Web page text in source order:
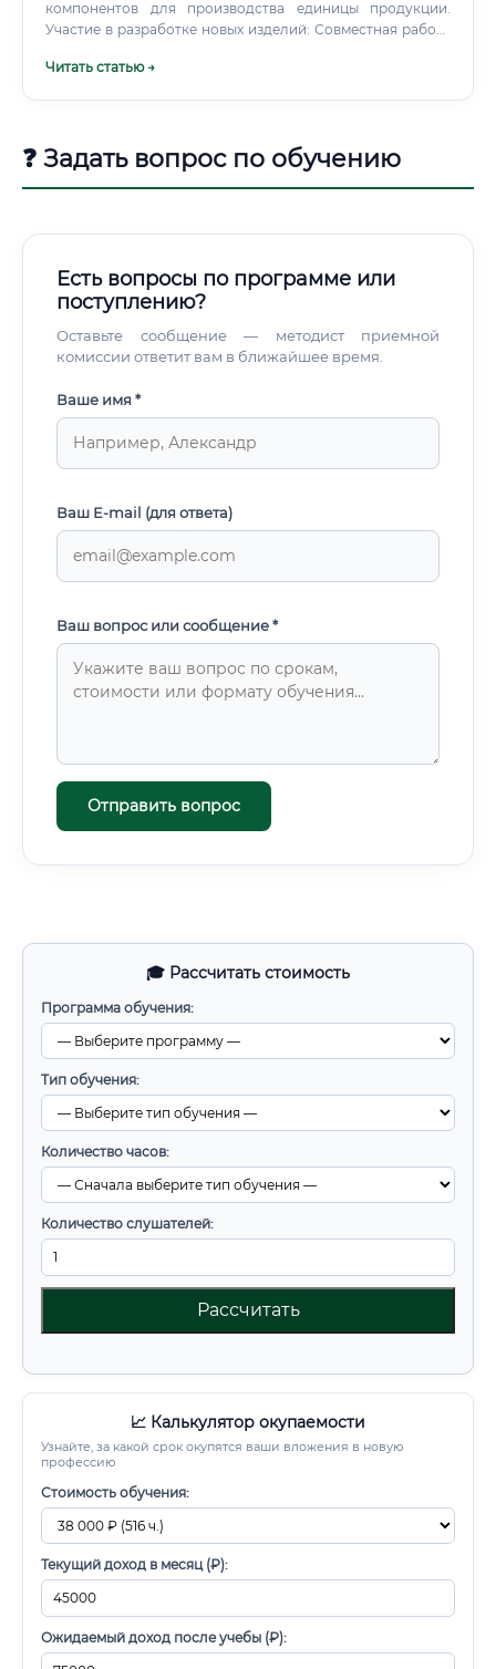
🎓 Рассчитать стоимость
Программа обучения:
Тип обучения:
Количество часов:
Количество слушателей:
Рассчитать
📈 Калькулятор окупаемости
Узнайте, за какой срок окупятся ваши вложения в новую
профессию
Стоимость обучения:
Текущий доход в месяц (₽):
Ожидаемый доход после учебы (₽):
компонентов для производства единицы продукции.
Участие в разработке новых изделий: Совместная работа
технологичности (возможности массового производства)
оборудования и методов контроля качества.
Читать статью →
❓ Задать вопрос по обучению
Есть вопросы по программе или
поступлению?
Оставьте сообщение — методист приемной
комиссии ответит вам в ближайшее время.
Ваше имя *
Ваш E-mail (для ответа)
Ваш вопрос или сообщение *
Отправить вопрос